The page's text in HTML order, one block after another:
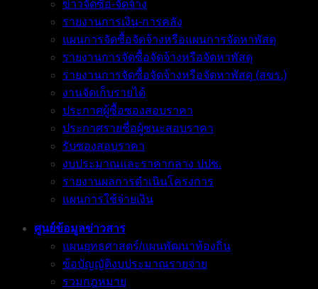
ข่าวจัดซื้อ-จัดจ้าง
รายงานการเงิน-การคลัง
แผนการจัดซื้อจัดจ้างหรือแผนการจัดหาพัสดุ
รายงานการจัดซื้อจัดจ้างหรือจัดหาพัสดุ
รายงานการจัดซื้อจัดจ้างหรือจัดหาพัสดุ (สขร.)
งานจัดเก็บรายได้
ประกาศผู้ซื้อซองสอบราคา
ประกาศรายชื่อผู้ชนะสอบราคา
รับซองสอบราคา
งบประมาณและราคากลาง ปปช.
รายงานผลการดำเนินโครงการ
แผนการใช้จ่ายเงิน
ศูนย์ข้อมูลข่าวสาร
แผนยุทธศาสตร์/แผนพัฒนาท้องถิ่น
ข้อบัญญัติงบประมาณรายจ่าย
รวมกฎหมาย